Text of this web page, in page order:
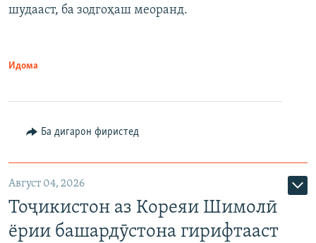
шудааст, ба зодгоҳаш меоранд.
Идома
Ба дигарон фиристед
Август 04, 2026
Тоҷикистон аз Кореяи Шимолӣ
ёрии башардӯстона гирифтааст